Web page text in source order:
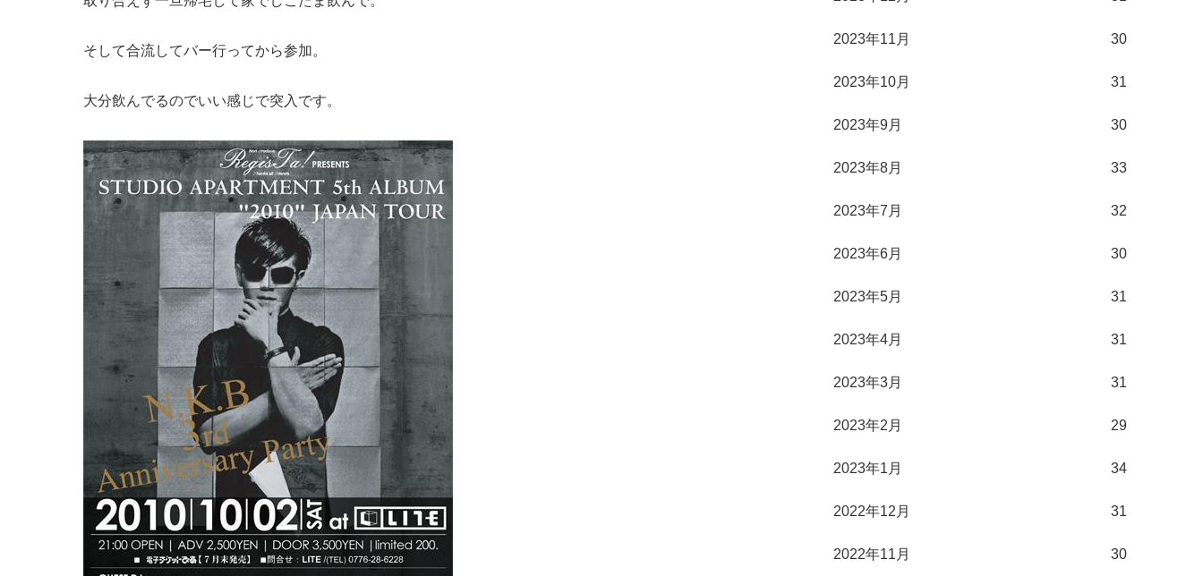
そして合流してバー行ってから参加。
大分飲んでるのでいい感じで突入です。
2023年11月 30
2023年10月 31
2023年9月 30
2023年8月 33
2023年7月 32
2023年6月 30
2023年5月 31
2023年4月 31
2023年3月 31
2023年2月 29
2023年1月 34
2022年12月 31
2022年11月 30